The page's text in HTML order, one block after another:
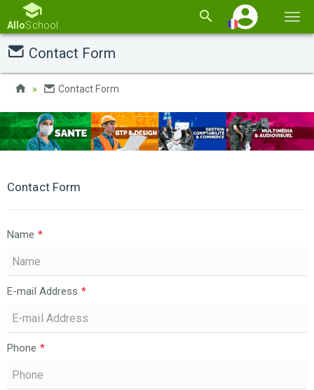
la
AlloSchool
Contact Form
Contact Form
Contact Form
Name *
E-mail Address *
Phone *